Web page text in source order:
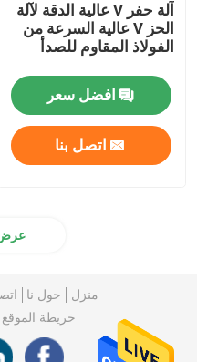
آلة حفر V عالية الدقة لآلة
الحز V عالية السرعة من
الفولاذ المقاوم للصدأ
افضل سعر
اتصل بنا
عرض
منزل حول نا
خريطة الموقع